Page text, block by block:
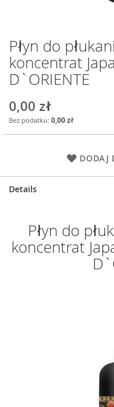
Przejdź
na
początek
galerii
Płyn do
koncentrat
D`ORIENTE
0,00 zł
0,00 zł
DODAJ
Details
Płyn do
koncentrat